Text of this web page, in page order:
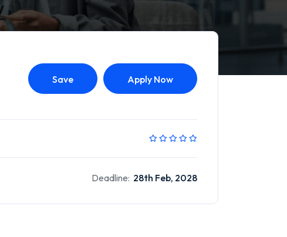
Save Apply Now
Deadline: 28th Feb, 2028